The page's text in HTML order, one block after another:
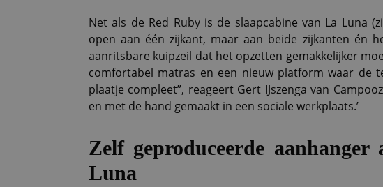
Net als de Red Ruby is de slaapcabine van La Luna
open aan één zijkant, maar aan beide zijkanten én
aanritsbare kuipzeil dat het opzetten gemakkelijker
comfortabel matras en een nieuw platform waar de
plaatje compleet”, reageert Gert IJszenga van
en met de hand gemaakt in een sociale werkplaats.’
Zelf geproduceerde
Luna